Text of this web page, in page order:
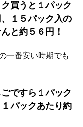
買うと１パック
、１５パック入の
と約５６円！
一番安い時期でも
ですら１パック
パックあたり約